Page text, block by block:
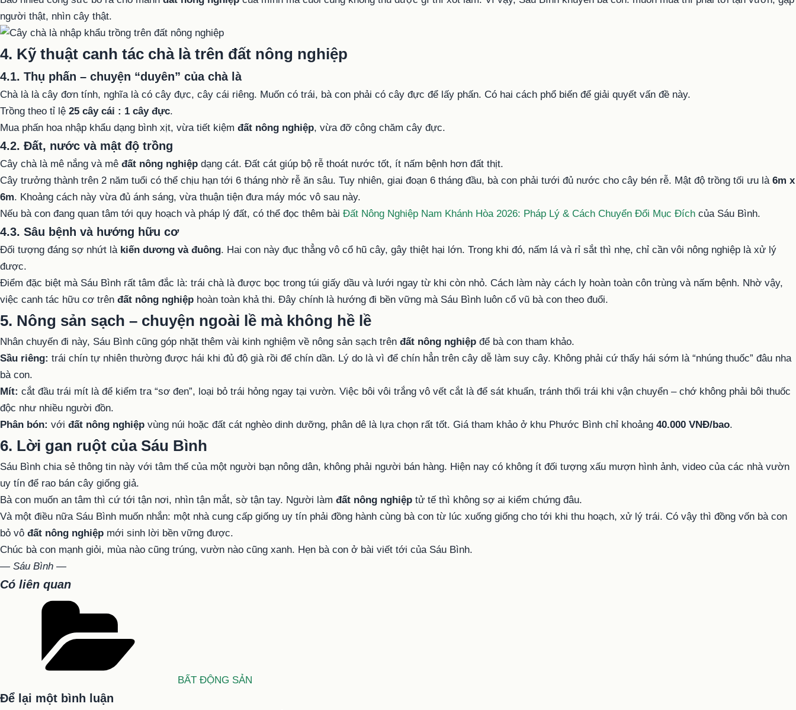
người thật, nhìn cây thật.
4. Kỹ thuật canh tác chà là trên đất nông nghiệp
4.1. Thụ phấn – chuyện “duyên” của chà là
Chà là là cây đơn tính, nghĩa là có cây đực, cây cái riêng. Muốn có trái, bà con phải có cây đực để lấy phấn. Có hai cách phổ biến để giải quyết vấn đề này.
Trồng theo tỉ lệ 25 cây cái : 1 cây đực.
Mua phấn hoa nhập khẩu dạng bình xịt, vừa tiết kiệm đất nông nghiệp, vừa đỡ công chăm cây đực.
4.2. Đất, nước và mật độ trồng
Cây chà là mê nắng và mê đất nông nghiệp dạng cát. Đất cát giúp bộ rễ thoát nước tốt, ít nấm bệnh hơn đất thịt.
Cây trưởng thành trên 2 năm tuổi có thể chịu hạn tới 6 tháng nhờ rễ ăn sâu. Tuy nhiên, giai đoạn 6 tháng đầu, bà con phải tưới đủ nước cho cây bén rễ. Mật độ trồng tối ưu là 6m x
6m. Khoảng cách này vừa đủ ánh sáng, vừa thuận tiện đưa máy móc vô sau này.
Nếu bà con đang quan tâm tới quy hoạch và pháp lý đất, có thể đọc thêm bài Đất Nông Nghiệp Nam Khánh Hòa 2026: Pháp Lý & Cách Chuyển Đổi Mục Đích của Sáu Bình.
4.3. Sâu bệnh và hướng hữu cơ
Đối tượng đáng sợ nhứt là kiến dương và đuông. Hai con này đục thẳng vô cổ hũ cây, gây thiệt hại lớn. Trong khi đó, nấm lá và rỉ sắt thì nhẹ, chỉ cần vôi nông nghiệp là xử lý
được.
Điểm đặc biệt mà Sáu Bình rất tâm đắc là: trái chà là được bọc trong túi giấy dầu và lưới ngay từ khi còn nhỏ. Cách làm này cách ly hoàn toàn côn trùng và nấm bệnh. Nhờ vậy,
việc canh tác hữu cơ trên đất nông nghiệp hoàn toàn khả thi. Đây chính là hướng đi bền vững mà Sáu Bình luôn cổ vũ bà con theo đuổi.
5. Nông sản sạch – chuyện ngoài lề mà không hề lề
Nhân chuyến đi này, Sáu Bình cũng góp nhặt thêm vài kinh nghiệm về nông sản sạch trên đất nông nghiệp để bà con tham khảo.
Sầu riêng: trái chín tự nhiên thường được hái khi đủ độ già rồi để chín dần. Lý do là vì để chín hẳn trên cây dễ làm suy cây. Không phải cứ thấy hái sớm là “nhúng thuốc” đâu nha
bà con.
Mít: cắt đầu trái mít là để kiểm tra “sơ đen”, loại bỏ trái hỏng ngay tại vườn. Việc bôi vôi trắng vô vết cắt là để sát khuẩn, tránh thối trái khi vận chuyển – chớ không phải bôi thuốc
độc như nhiều người đồn.
Phân bón: với đất nông nghiệp vùng núi hoặc đất cát nghèo dinh dưỡng, phân dê là lựa chọn rất tốt. Giá tham khảo ở khu Phước Bình chỉ khoảng 40.000 VNĐ/bao.
6. Lời gan ruột của Sáu Bình
Sáu Bình chia sẻ thông tin này với tâm thế của một người bạn nông dân, không phải người bán hàng. Hiện nay có không ít đối tượng xấu mượn hình ảnh, video của các nhà vườn
uy tín để rao bán cây giống giả.
Bà con muốn an tâm thì cứ tới tận nơi, nhìn tận mắt, sờ tận tay. Người làm đất nông nghiệp tử tế thì không sợ ai kiểm chứng đâu.
Và một điều nữa Sáu Bình muốn nhắn: một nhà cung cấp giống uy tín phải đồng hành cùng bà con từ lúc xuống giống cho tới khi thu hoạch, xử lý trái. Có vậy thì đồng vốn bà con
bỏ vô đất nông nghiệp mới sinh lời bền vững được.
Chúc bà con mạnh giỏi, mùa nào cũng trúng, vườn nào cũng xanh. Hẹn bà con ở bài viết tới của Sáu Bình.
— Sáu Bình —
Có liên quan
BẤT ĐỘNG SẢN
Để lại một bình luận